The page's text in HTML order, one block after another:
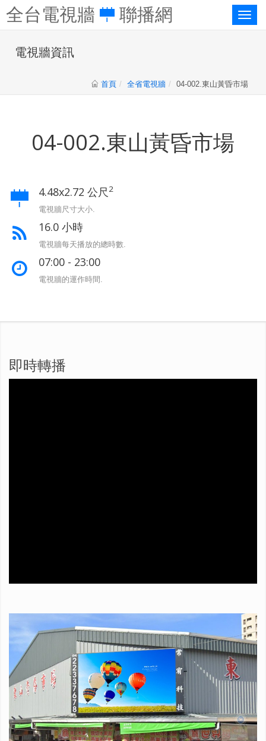
Toggle
全台電視牆 聯播網
電視牆資訊
首頁 全省電視牆 04-002.東山黃昏市場
04-002.東山黃昏市場
4.48x2.72 公尺2
電視牆尺寸大小.
16.0 小時
電視牆每天播放的總時數.
07:00 - 23:00
電視牆的運作時間.
即時轉播